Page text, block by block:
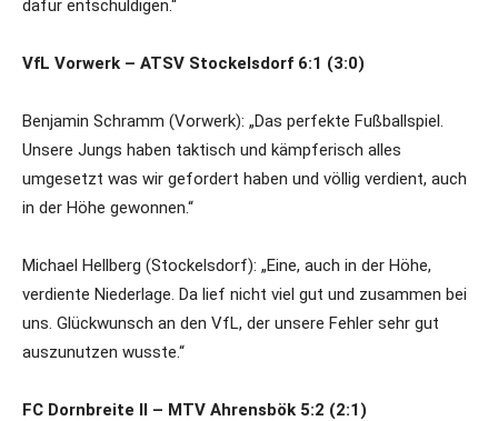
dafür entschuldigen.“
VfL Vorwerk – ATSV Stockelsdorf 6:1 (3:0)
Benjamin Schramm (Vorwerk): „Das perfekte Fußballspiel.
Unsere Jungs haben taktisch und kämpferisch alles
umgesetzt was wir gefordert haben und völlig verdient, auch
in der Höhe gewonnen.“
Michael Hellberg (Stockelsdorf): „Eine, auch in der Höhe,
verdiente Niederlage. Da lief nicht viel gut und zusammen bei
uns. Glückwunsch an den VfL, der unsere Fehler sehr gut
auszunutzen wusste.“
FC Dornbreite II – MTV Ahrensbök 5:2 (2:1)